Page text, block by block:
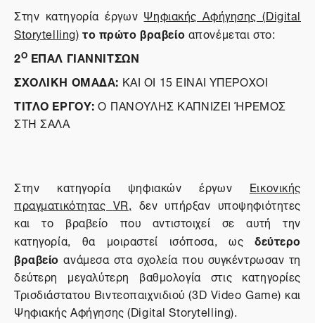
Στην κατηγορία έργων Ψηφιακής Αφήγησης (Digital
Storytelling)το πρώτο βραβείοαπονέμεται στο:
2Ο ΕΠΑΛ ΓΙΑΝΝΙΤΣΩΝ
ΣΧΟΛΙΚΗ ΟΜΑΔΑ: ΚΑΙ ΟΙ 15 ΕΙΝΑΙ ΥΠΕΡΟΧΟΙ
ΤΙΤΛΟ ΕΡΓΟΥ:Ο ΓΙΑΝΟΥΛΗΣ ΚΑΠΝΙΖΕΙ ΉΡΕΜΟΣ
ΣΤΗ ΣΑΛΑ
Στην κατηγορία ψηφιακών έργων Εικονικής
πραγματικότητας VR, δεν υπήρξαν υποψηφιότητες
και το βραβείο που αντιστοιχεί σε αυτή την
κατηγορία, θα μοιραστεί ισόποσα, ως δεύτερο
βραβείο ανάμεσα στα σχολεία που συγκέντρωσαν τη
δεύτερη μεγαλύτερη βαθμολογία στις κατηγορίες
Τρισδιάστατου Βιντεοπαιχνιδιού (3D Video Game) και
Ψηφιακής Αφήγησης (Digital Storytelling).